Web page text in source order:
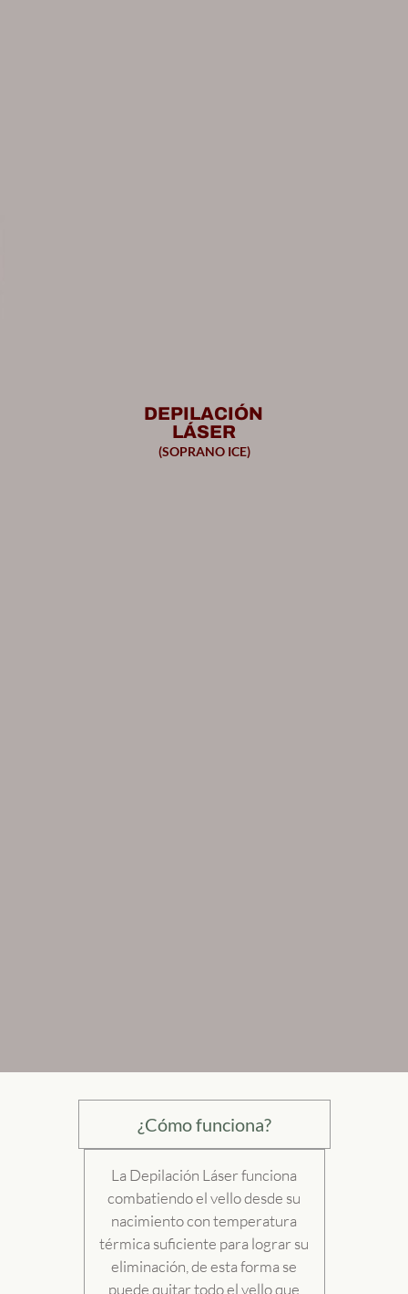
DEPILACIÓN
LÁSER
(SOPRANO ICE)
¿Cómo funciona?
La Depilación Láser funciona
combatiendo el vello desde su
nacimiento con temperatura
térmica suficiente para lograr su
eliminación, de esta forma se
puede quitar todo el vello que